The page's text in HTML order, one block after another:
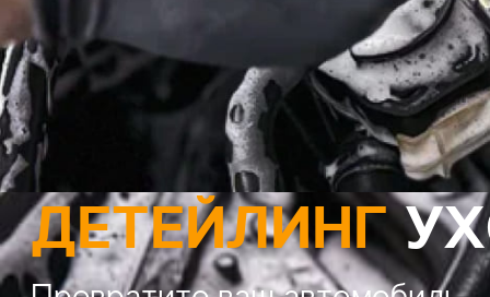
ДЕТЕЙЛИНГ